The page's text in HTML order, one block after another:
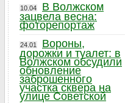
10.04
В Волжском
зацвела весна:
фоторепортаж
24.01
Вороны,
дорожки и туалет: в
Волжском обсудили
обновление
заброшенного
участка сквера на
улице Советской